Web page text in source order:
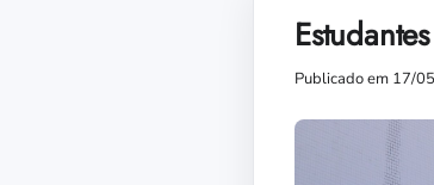
Publicado em 17/